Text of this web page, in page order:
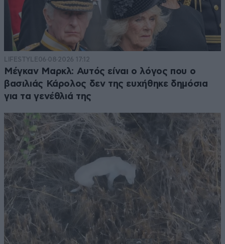
LIFESTYLE06·08·2026 17:12
Μέγκαν Μαρκλ: Αυτός είναι ο λόγος που ο
βασιλιάς Κάρολος δεν της ευχήθηκε δημόσια
για τα γενέθλιά της